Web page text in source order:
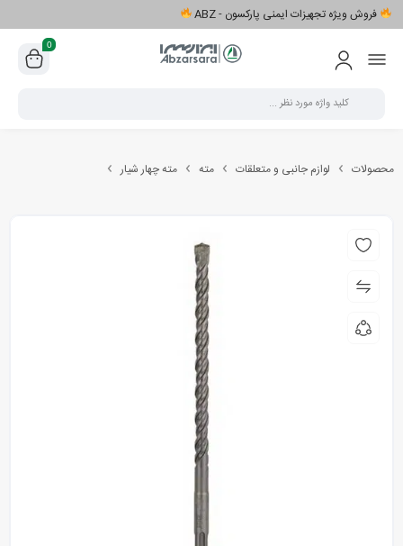
فروش ویژه تجهیزات ایمنی پارکسون - ABZ
0
محصولات لوازم جانبی و متعلقات مته مته چهار شیار